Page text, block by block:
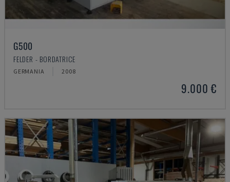
G500
FELDER - BORDATRICE
GERMANIA 2008
9.000 €